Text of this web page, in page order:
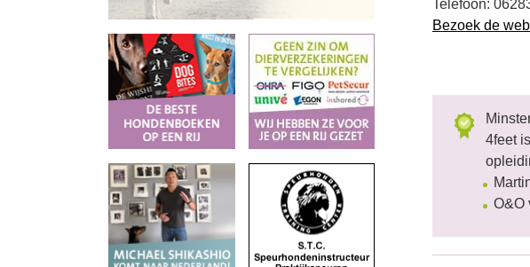
Telefoon:
Bezoek de
4feet
O&O